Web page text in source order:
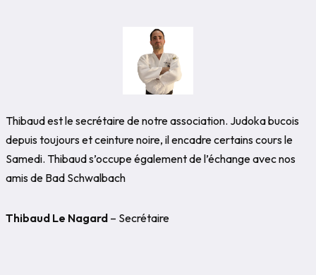
Thibaud est le secrétaire de notre association. Judoka bucois
depuis toujours et ceinture noire, il encadre certains cours le
Samedi. Thibaud s’occupe également de l’échange avec nos
amis de Bad Schwalbach
Thibaud Le Nagard – Secrétaire